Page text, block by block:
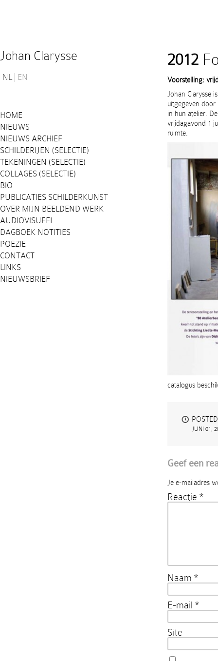
Johan Clarysse
NL EN
HOME
NIEUWS
NIEUWS ARCHIEF
SCHILDERIJEN (SELECTIE)
TEKENINGEN (SELECTIE)
COLLAGES (SELECTIE)
BIO
PUBLICATIES SCHILDERKUNST
OVER MIJN BEELDEND WERK
AUDIOVISUEEL
DAGBOEK NOTITIES
POËZIE
CONTACT
LINKS
NIEUWSBRIEF
2012
Voorstelling:
Johan Clarysse
uitgegeven door
in hun atelier.
vrijdagavond 1
ruimte.
catalogus
JUNI 01,
Geef een
Je e-mailadres
Reactie *
Naam *
E-mail *
Site